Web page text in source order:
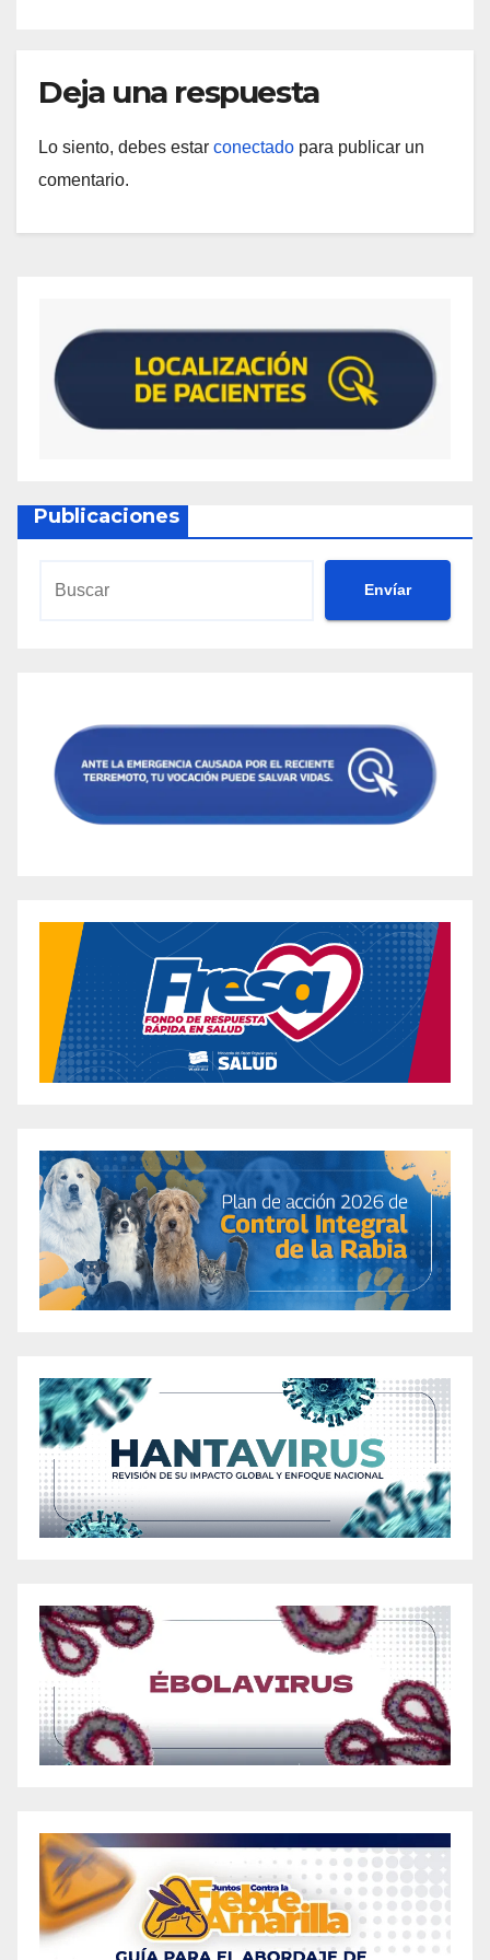
Deja una respuesta
Lo siento, debes estar conectado para publicar un
comentario.
Publicaciones
Envíar